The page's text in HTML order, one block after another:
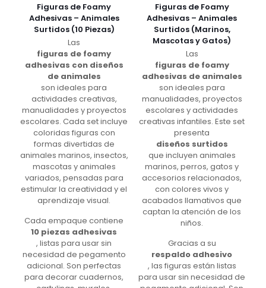
Figuras de Foamy
Adhesivas – Animales
Surtidos (10 Piezas)
Las
figuras de foamy
adhesivas con diseños
de animales
son ideales para
actividades creativas,
manualidades y proyectos
escolares. Cada set incluye
coloridas figuras con
formas divertidas de
animales marinos, insectos,
mascotas y animales
variados, pensadas para
estimular la creatividad y el
aprendizaje visual.
Cada empaque contiene
10 piezas adhesivas
, listas para usar sin
necesidad de pegamento
adicional. Son perfectas
para decorar cuadernos,
Figuras de Foamy
Adhesivas – Animales
Surtidos (Marinos,
Mascotas y Gatos)
Las
figuras de foamy
adhesivas de animales
son ideales para
manualidades, proyectos
escolares y actividades
creativas infantiles. Este set
presenta
diseños surtidos
que incluyen animales
marinos, perros, gatos y
accesorios relacionados,
con colores vivos y
acabados llamativos que
captan la atención de los
niños.
Gracias a su
respaldo adhesivo
, las figuras están listas
para usar sin necesidad de